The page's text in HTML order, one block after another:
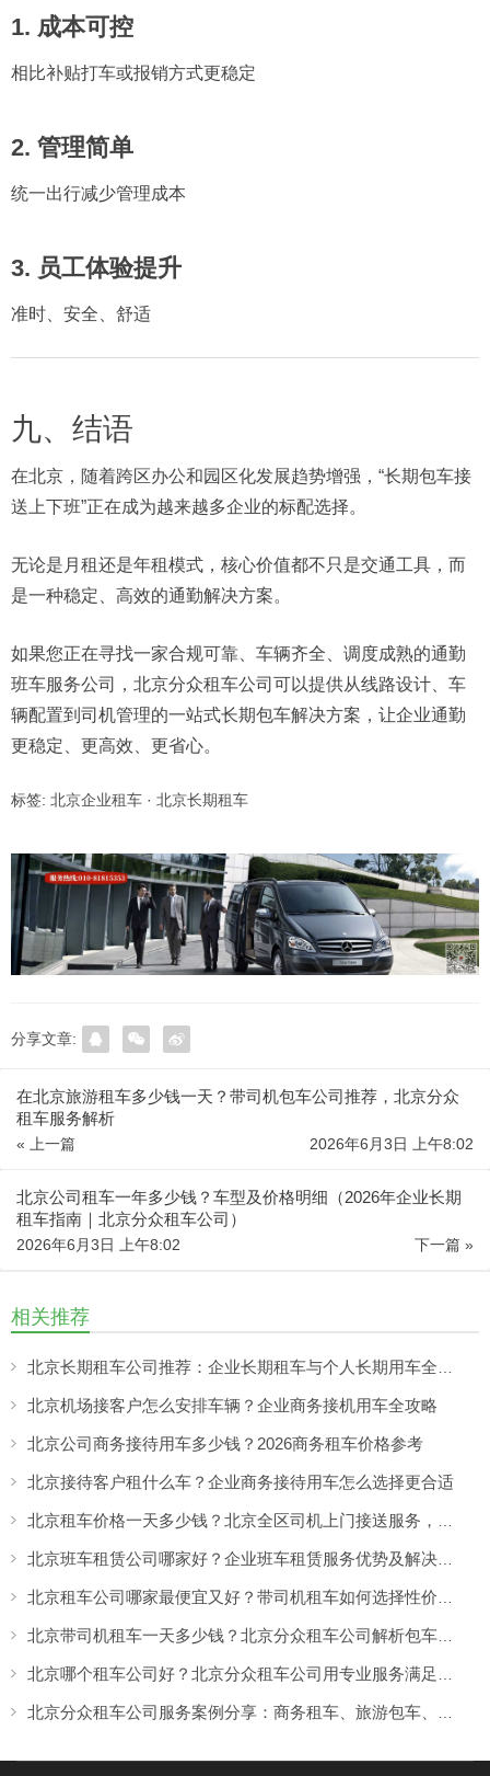
1. 成本可控
相比补贴打车或报销方式更稳定
2. 管理简单
统一出行减少管理成本
3. 员工体验提升
准时、安全、舒适
九、结语
在北京，随着跨区办公和园区化发展趋势增强，“长期包车接
送上下班”正在成为越来越多企业的标配选择。
无论是月租还是年租模式，核心价值都不只是交通工具，而
是一种稳定、高效的通勤解决方案。
如果您正在寻找一家合规可靠、车辆齐全、调度成熟的通勤
班车服务公司，北京分众租车公司可以提供从线路设计、车
辆配置到司机管理的一站式长期包车解决方案，让企业通勤
更稳定、更高效、更省心。
标签: 北京企业租车 · 北京长期租车
分享文章:
在北京旅游租车多少钱一天？带司机包车公司推荐，北京分众
租车服务解析
« 上一篇 2026年6月3日 上午8:02
北京公司租车一年多少钱？车型及价格明细（2026年企业长期
租车指南｜北京分众租车公司）
下一篇 »
2026年6月3日 上午8:02
相关推荐
北京长期租车公司推荐：企业长期租车与个人长期用车全解析
北京机场接客户怎么安排车辆？企业商务接机用车全攻略
北京公司商务接待用车多少钱？2026商务租车价格参考
北京接待客户租什么车？企业商务接待用车怎么选择更合适
北京租车价格一天多少钱？北京全区司机上门接送服务，让出行更方便
北京班车租赁公司哪家好？企业班车租赁服务优势及解决方案
北京租车公司哪家最便宜又好？带司机租车如何选择性价比高的服务
北京带司机租车一天多少钱？北京分众租车公司解析包车价格与服务优势
北京哪个租车公司好？北京分众租车公司用专业服务满足商务、旅游多场景出行需求
北京分众租车公司服务案例分享：商务租车、旅游包车、考斯特、中巴车及企业长期用车解决方案